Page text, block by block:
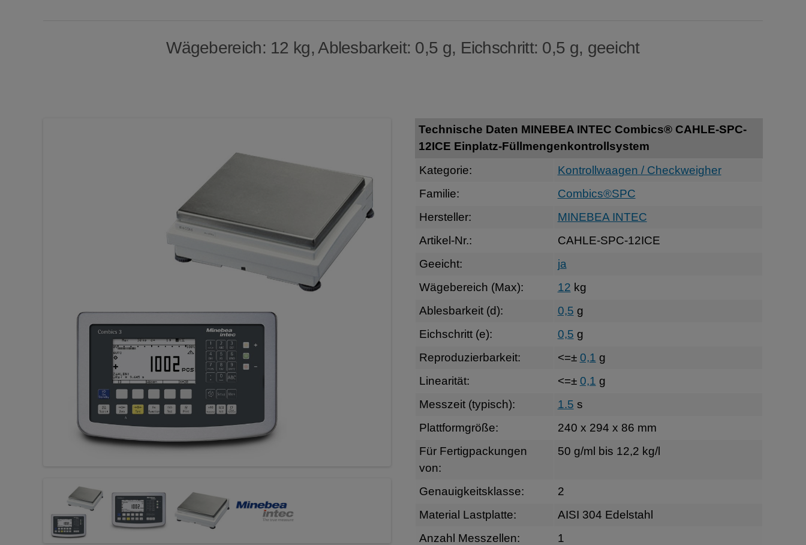
Wägebereich: 12 kg, Ablesbarkeit: 0,5 g, Eichschritt: 0,5 g, geeicht
Technische Daten MINEBEA INTEC Combics® CAHLE-SPC-
12ICE Einplatz-Füllmengenkontrollsystem
Kategorie:
Kontrollwaagen / Checkweigher
Familie:
Combics®SPC
Hersteller:
MINEBEA INTEC
Artikel-Nr.:
CAHLE-SPC-12ICE
Geeicht:
ja
Wägebereich (Max):
12 kg
Ablesbarkeit (d):
0,5 g
Eichschritt (e):
0,5 g
Reproduzierbarkeit:
<=± 0,1 g
Linearität:
<=± 0,1 g
Messzeit (typisch):
1.5 s
Plattformgröße:
240 x 294 x 86 mm
Für Fertigpackungen
von:
50 g/ml bis 12,2 kg/l
Genauigkeitsklasse:
2
Material Lastplatte:
AISI 304 Edelstahl
Anzahl Messzellen:
1